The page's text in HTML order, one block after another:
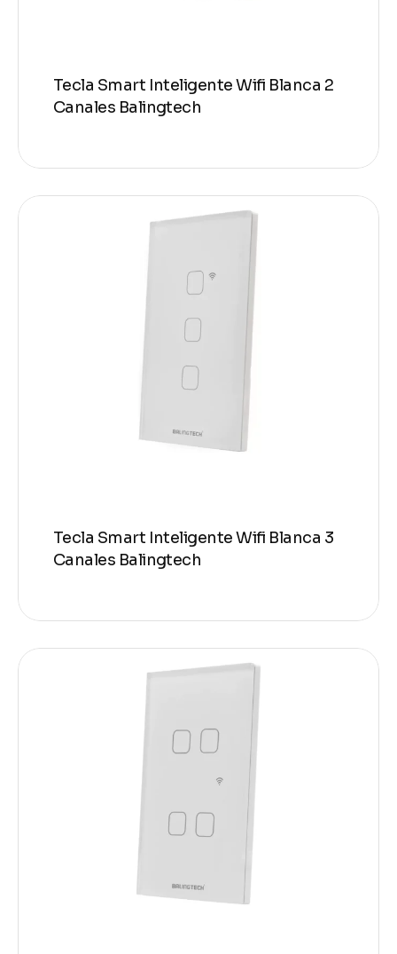
Tecla Smart Inteligente Wifi Blanca 2
Canales Balingtech
Tecla Smart Inteligente Wifi Blanca 3
Canales Balingtech